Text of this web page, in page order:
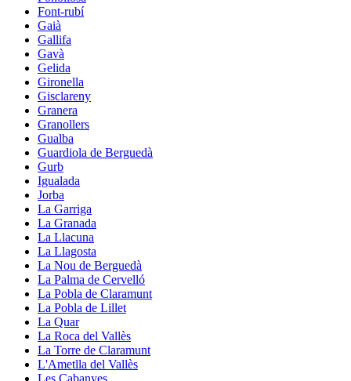
Font-rubí
Gaià
Gallifa
Gavà
Gelida
Gironella
Gisclareny
Granera
Granollers
Gualba
Guardiola de Berguedà
Gurb
Igualada
Jorba
La Garriga
La Granada
La Llacuna
La Llagosta
La Nou de Berguedà
La Palma de Cervelló
La Pobla de Claramunt
La Pobla de Lillet
La Quar
La Roca del Vallès
La Torre de Claramunt
L'Ametlla del Vallès
Les Cabanyes